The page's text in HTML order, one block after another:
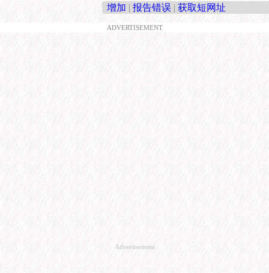
增加 | 报告错误 | 获取短网址
ADVERTISEMENT
Advertisement